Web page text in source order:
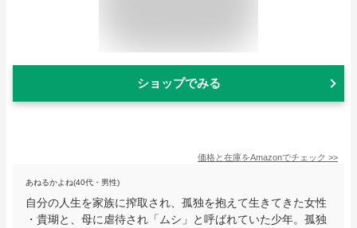
ショップでみる
価格と在庫をAmazonでチェック >>
あねるかよね(40代・男性)
自分の人生を家族に搾取され、孤独を抱えて生きてきた女性
・貴瑚と、母に虐待され「ムシ」と呼ばれていた少年。孤独